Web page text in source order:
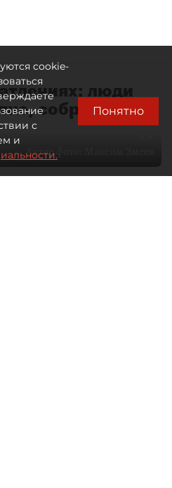
люди
собранное
Автор фото:
cookie-
с
и
Понятно